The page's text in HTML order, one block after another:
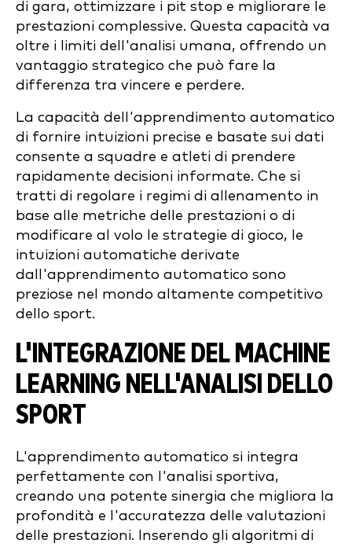
di gara, ottimizzare i pit stop e migliorare le
prestazioni complessive. Questa capacità va
oltre i limiti dell'analisi umana, offrendo un
vantaggio strategico che può fare la
differenza tra vincere e perdere.
La capacità dell'apprendimento automatico
di fornire intuizioni precise e basate sui dati
consente a squadre e atleti di prendere
rapidamente decisioni informate. Che si
tratti di regolare i regimi di allenamento in
base alle metriche delle prestazioni o di
modificare al volo le strategie di gioco, le
intuizioni automatiche derivate
dall'apprendimento automatico sono
preziose nel mondo altamente competitivo
dello sport.
L'INTEGRAZIONE DEL MACHINE
LEARNING NELL'ANALISI DELLO
SPORT
L'apprendimento automatico si integra
perfettamente con l'analisi sportiva,
creando una potente sinergia che migliora la
profondità e l'accuratezza delle valutazioni
delle prestazioni. Inserendo gli algoritmi di